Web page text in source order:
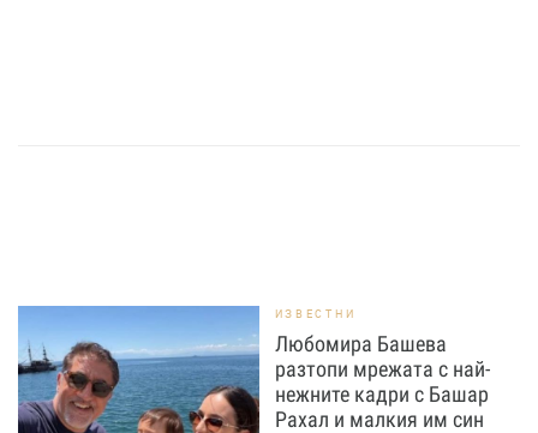
ИЗВЕСТНИ
Любомира Башева
разтопи мрежата с най-
нежните кадри с Башар
Рахал и малкия им син